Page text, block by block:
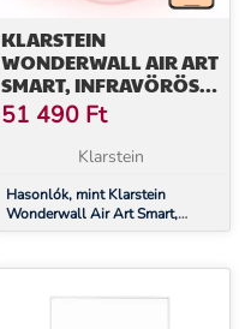
KLARSTEIN
WONDERWALL AIR ART
SMART, INFRAVÖRÖS
HŐSUGÁRZÓ, 60 X 60
CM, 350 W,
ALKALMAZÁS, HULLÁM
51 490 Ft
Klarstein
Hasonlók, mint Klarstein
Wonderwall Air Art Smart,
infravörös hősugárzó, 60 x 60